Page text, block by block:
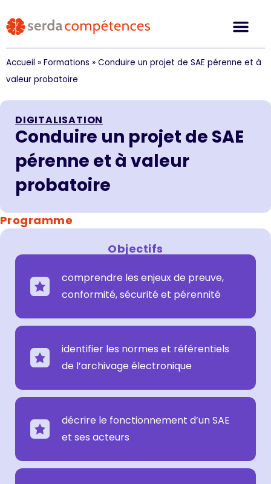
Accueil » Formations » Conduire un projet de SAE pérenne et à
valeur probatoire
DIGITALISATION
Conduire un projet de SAE
pérenne et à valeur
probatoire
Programme
Objectifs
comprendre les enjeux de preuve,
conformité, sécurité et pérennité
identifier les normes et référentiels
de l’archivage électronique
décrire le fonctionnement d’un SAE
et ses acteurs